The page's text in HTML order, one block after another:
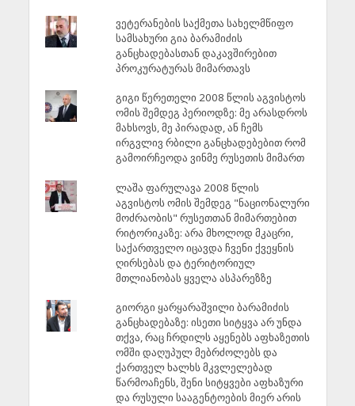
ვეტერანების საქმეთა სახელმწიფო
სამსახური გია ბარამიძის
განცხადებასთან დაკავშირებით
პროკურატურას მიმართავს
გიგი წერეთელი 2008 წლის აგვისტოს
ომის შემდეგ პერიოდზე: მე არასდროს
მახსოვს, მე პირადად, ან ჩემს
ირგვლივ რბილი განცხადებებით რომ
გამოირჩეოდა ვინმე რუსეთის მიმართ
ლაშა ფარულავა 2008 წლის
აგვისტოს ომის შემდეგ "ნაციონალური
მოძრაობის" რუსეთთან მიმართებით
რიტორიკაზე: არა მხოლოდ მკაცრი,
საქართველო იცავდა ჩვენი ქვეყნის
ღირსებას და ტერიტორიულ
მთლიანობას ყველა ასპარეზზე
გიორგი ყარყარაშვილი ბარამიძის
განცხადებაზე: ისეთი სიტყვა არ უნდა
თქვა, რაც ჩრდილს აყენებს აფხაზეთის
ომში დაღუპულ მებრძოლებს და
ქართველ ხალხს მკვლელებად
წარმოაჩენს, შენი სიტყვები აფხაზური
და რუსული სააგენტოების მიერ არის